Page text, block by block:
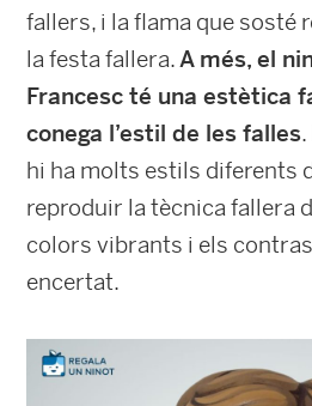
fallers, i la flama que sosté
la festa fallera.A més, el
Francesc té una estètica
conega l’estil de les falles
hi ha molts estils diferents
reproduir la tècnica fallera
colors vibrants i els
encertat.